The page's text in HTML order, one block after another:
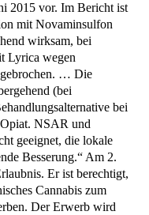
2015 vor. Im Bericht ist
mit Novaminsulfon
wirksam, bei
Lyrica wegen
… Die
(bei
bei
NSAR und
geeignet, die lokale
Besserung.“ Am 2.
Er ist berechtigt,
Cannabis zum
Der Erwerb wird